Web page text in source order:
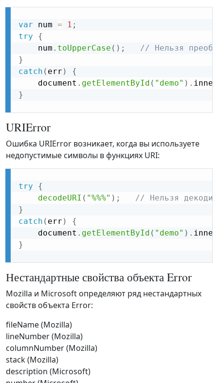
var num = 1 ;
try
{
    num
. toUpperCase ( ) ;
// Нельзя
}
catch ( err )
{
    document
. getElementById ( "demo" ) .
}
URIError
Ошибка URIError возникает, когда вы используете
недопустимые символы в функциях URI:
try
{
decodeURI ( "%%%" ) ;
// Нельзя
}
catch ( err )
{
    document
. getElementById ( "demo" ) .
}
Нестандартные свойства объекта Error
Mozilla и Microsoft определяют ряд нестандартных
свойств объекта Error:
fileName (Mozilla)
lineNumber (Mozilla)
columnNumber (Mozilla)
stack (Mozilla)
description (Microsoft)